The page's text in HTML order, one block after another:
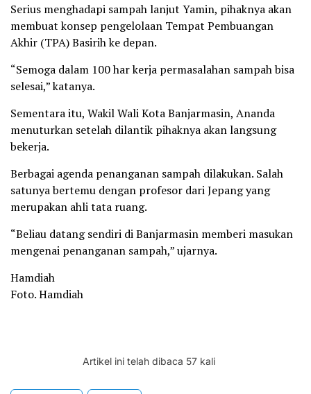
Serius menghadapi sampah lanjut Yamin, pihaknya akan
membuat konsep pengelolaan Tempat Pembuangan
Akhir (TPA) Basirih ke depan.
“Semoga dalam 100 har kerja permasalahan sampah bisa
selesai,” katanya.
Sementara itu, Wakil Wali Kota Banjarmasin, Ananda
menuturkan setelah dilantik pihaknya akan langsung
bekerja.
Berbagai agenda penanganan sampah dilakukan. Salah
satunya bertemu dengan profesor dari Jepang yang
merupakan ahli tata ruang.
“Beliau datang sendiri di Banjarmasin memberi masukan
mengenai penanganan sampah,” ujarnya.
Hamdiah
Foto. Hamdiah
Artikel ini telah dibaca 57 kali